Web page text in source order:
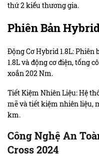
thứ 2 kiểu thương gia.
Phiên Bản
Động Cơ Hybrid 1.8L:
1.8L và động cơ điện, tổng
xoắn 202 Nm.
Tiết Kiệm Nhiên Liệu: Hệ
mẽ và tiết kiệm nhiên liệu,
km.
Công Nghệ An
Cross 2024